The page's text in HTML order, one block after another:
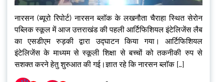
नारसन (ब्यूरो रिपोर्ट) नारसन ब्लाॅक के लखनौता चैराहा स्थित सेरोन
पब्लिक स्कूल में आज उत्तराखंड की पहली आर्टिफिशियल इंटेलिजेंस लैब
का एसडीएम रुड़की द्वारा उद्घाटन किया गया। आर्टिफिशियल
इंटेलिजेंस के माध्यम से स्कूली शिक्षा से बच्चों को तकनीकी रुप से
सशक्त करने हेतु शुरुआत की गई।ज्ञात रहे कि नारसन ब्लाॅक […]